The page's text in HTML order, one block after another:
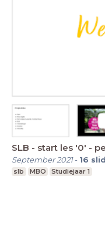
SLB - start les '0' -
September 2021- 16
slb MBO Studiejaar 1